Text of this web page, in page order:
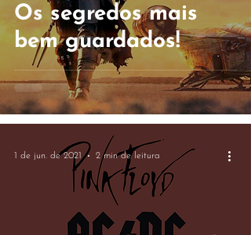
Os segredos mais
bem guardados!
1 de jun. de 2021 2 min de leitura